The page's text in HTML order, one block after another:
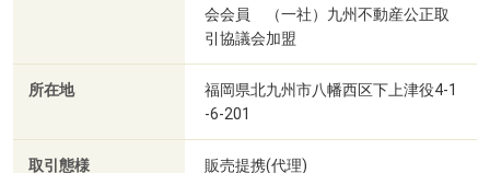
会会員 （一社）九州不動産公正取
引協議会加盟
所在地
福岡県北九州市八幡西区下上津役4-1
-6-201
取引態様 販売提携(代理)